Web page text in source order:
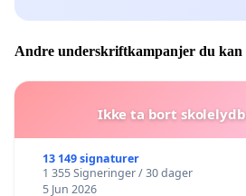
Andre underskriftkampanjer du kan
Ikke ta bort
13 149 signaturer
1 355 Signeringer / 30 dager
5 Jun 2026